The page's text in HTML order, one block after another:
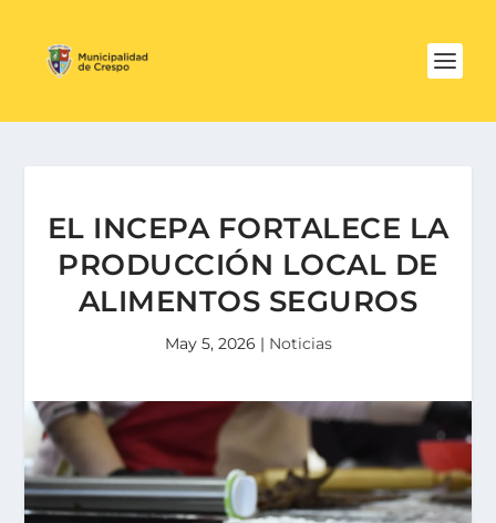
EL INCEPA FORTALECE LA
PRODUCCIÓN LOCAL DE
ALIMENTOS SEGUROS
May 5, 2026 | Noticias